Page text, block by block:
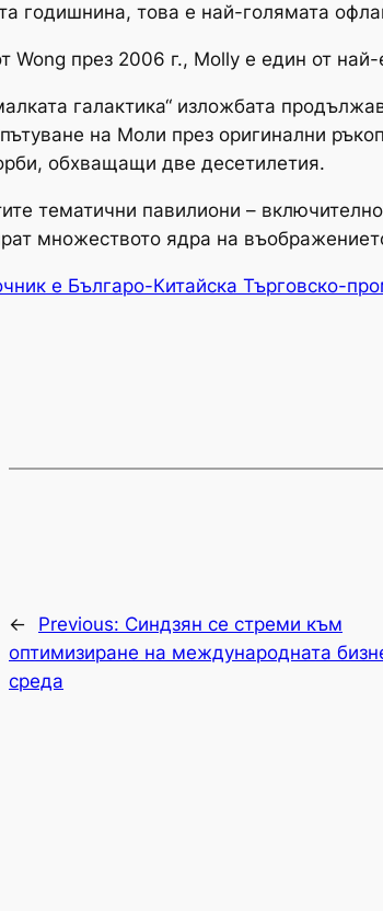
годишнина, това е най-голямата
Wong през 2006 г., Molly е един от
галактика“ изложбата
на Моли през оригинални
обхващащи две десетилетия.
тематични павилиони –
множеството ядра на
е Българо-Китайска Търговско-
← Previous: Синдзян се стреми към
оптимизиране на международната
среда